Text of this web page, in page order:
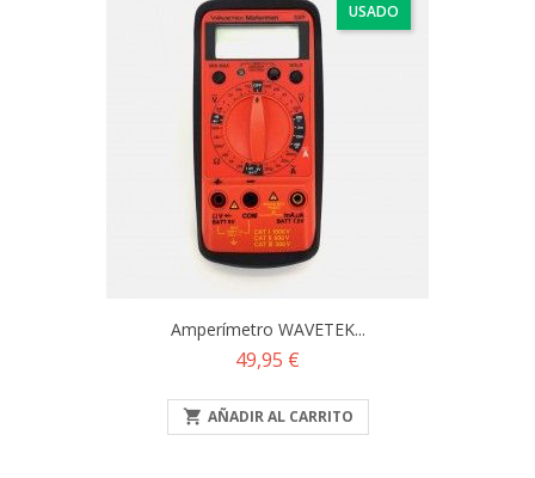
USADO
Amperímetro WAVETEK...
Precio
49,95 €
 AÑADIR AL CARRITO